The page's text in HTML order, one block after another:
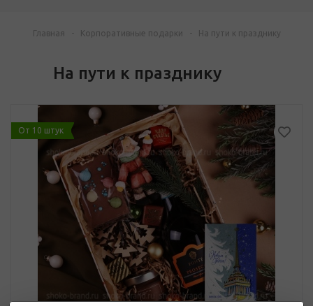
Главная - Корпоративные подарки - На пути к празднику
На пути к празднику
От 10 штук